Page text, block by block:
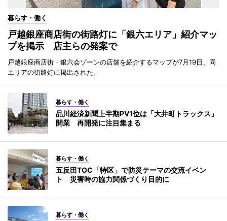
暮らす・働く
戸越銀座商店街の街路灯に「銀六エリア」紹介マッ
プを掲示 店主らの発案で
戸越銀座商店街・銀六会ゾーンの店舗を紹介するマップが7月19日、同
エリアの街路灯に掲出された。
暮らす・働く
品川経済新聞上半期PV1位は「大井町トラックス」
開業 再開発に注目集まる
暮らす・働く
五反田TOC「特区」で防災テーマの交流イベン
ト 災害時の協力関係づくり目的に
暮らす・働く